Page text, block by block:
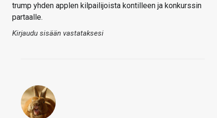
trump yhden applen kilpailijoista kontilleen ja konkurssin
partaalle.
Kirjaudu sisään vastataksesi